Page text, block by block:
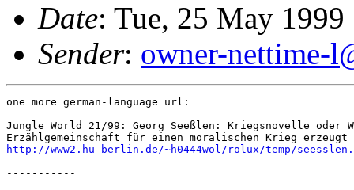
Date: Tue, 25 May
Sender: owner-nettime-
one more german-language url:
Jungle World 21/99: Georg Seeßlen: Kriegsnovelle oder
http://www2.hu-berlin.de/~h0444wol/rolux/temp/
-----------